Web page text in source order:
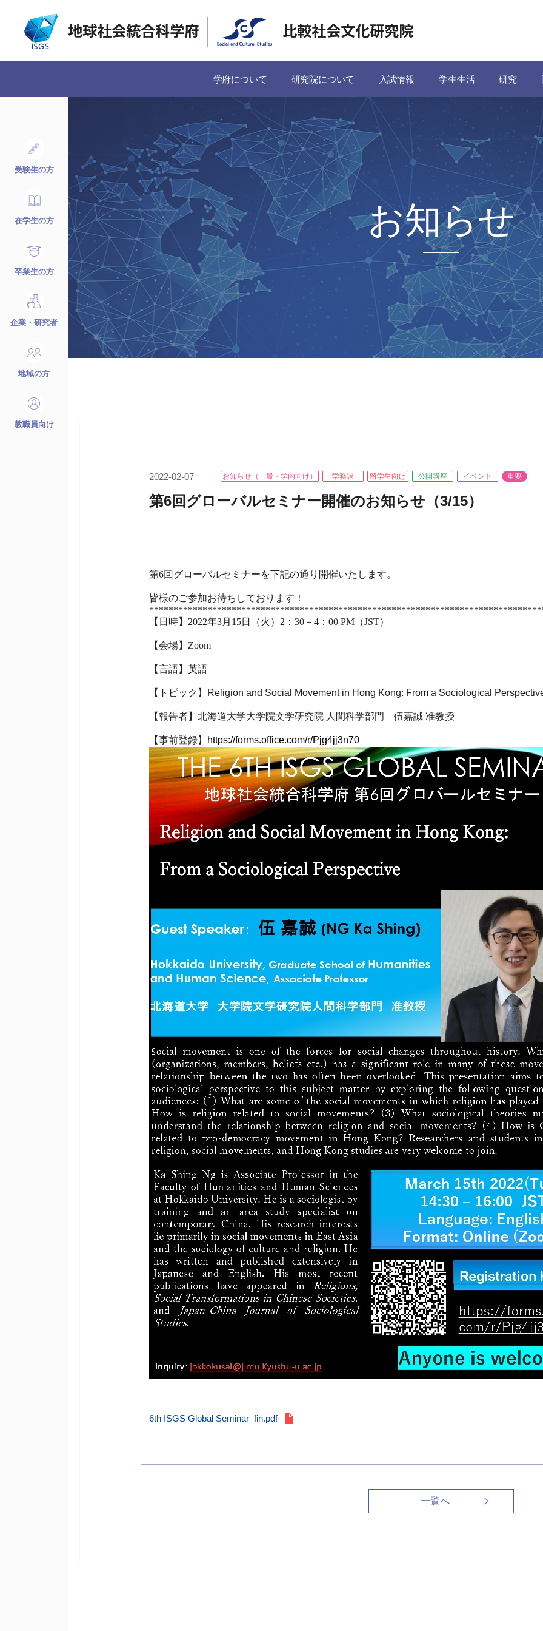
受験生の方
在学生の方
卒業生の方
企業・研究者
地域の方
教職員向け
学府について 研究院について 入試情報 学生生活 研究
お知らせ
2022-02-07 お知らせ（一般・学内向け） 学務課 留学生向け 公開講座 イベント 重要
第6回グローバルセミナー開催のお知らせ（3/15）
第6回グローバルセミナーを下記の通り開催いたします。
皆様のご参加お待ちしております！
【日時】2022年3月15日（火）2：30－4：00 PM（JST）
【会場】Zoom
【言語】英語
【トピック】Religion and Social Movement in Hong Kong: From a Sociological
【報告者】北海道大学大学院文学研究院 人間科学部門　伍嘉誠 准教授
【事前登録】 https://forms.office.com/r/Pjg4jj3n70
6th ISGS Global Seminar_fin.pdf
一覧へ